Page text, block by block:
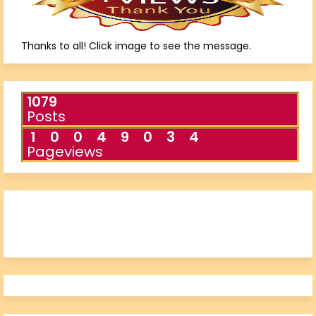
Thanks to all! Click image to see the message.
1079
Posts
1
0 0 4 9 0 3 4
Pageviews